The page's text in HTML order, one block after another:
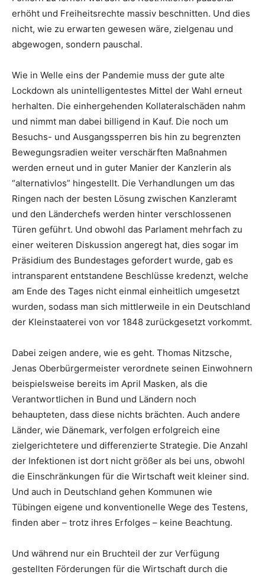
erhöht und Freiheitsrechte massiv beschnitten. Und dies
nicht, wie zu erwarten gewesen wäre, zielgenau und
abgewogen, sondern pauschal.
Wie in Welle eins der Pandemie muss der gute alte
Lockdown als unintelligentestes Mittel der Wahl erneut
herhalten. Die einhergehenden Kollateralschäden nahm
und nimmt man dabei billigend in Kauf. Die noch um
Besuchs- und Ausgangssperren bis hin zu begrenzten
Bewegungsradien weiter verschärften Maßnahmen
werden erneut und in guter Manier der Kanzlerin als
“alternativlos” hingestellt. Die Verhandlungen um das
Ringen nach der besten Lösung zwischen Kanzleramt
und den Länderchefs werden hinter verschlossenen
Türen geführt. Und obwohl das Parlament mehrfach zu
einer weiteren Diskussion angeregt hat, dies sogar im
Präsidium des Bundestages gefordert wurde, gab es
intransparent entstandene Beschlüsse kredenzt, welche
am Ende des Tages nicht einmal einheitlich umgesetzt
wurden, sodass man sich mittlerweile in ein Deutschland
der Kleinstaaterei von vor 1848 zurückgesetzt vorkommt.
Dabei zeigen andere, wie es geht. Thomas Nitzsche,
Jenas Oberbürgermeister verordnete seinen Einwohnern
beispielsweise bereits im April Masken, als die
Verantwortlichen in Bund und Ländern noch
behaupteten, dass diese nichts brächten. Auch andere
Länder, wie Dänemark, verfolgen erfolgreich eine
zielgerichtetere und differenzierte Strategie. Die Anzahl
der Infektionen ist dort nicht größer als bei uns, obwohl
die Einschränkungen für die Wirtschaft weit kleiner sind.
Und auch in Deutschland gehen Kommunen wie
Tübingen eigene und konventionelle Wege des Testens,
finden aber – trotz ihres Erfolges – keine Beachtung.
Und während nur ein Bruchteil der zur Verfügung
gestellten Förderungen für die Wirtschaft durch die